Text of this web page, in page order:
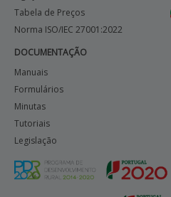
Tabela de Preços
Norma ISO/IEC 27001:2022
DOCUMENTAÇÃO
Manuais
Formulários
Minutas
Tutoriais
Legislação